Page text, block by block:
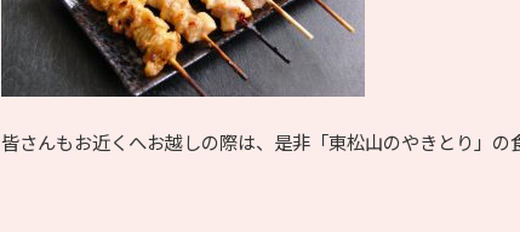
皆さんもお近くへお越しの際は、是非「東松山のやきとり」の